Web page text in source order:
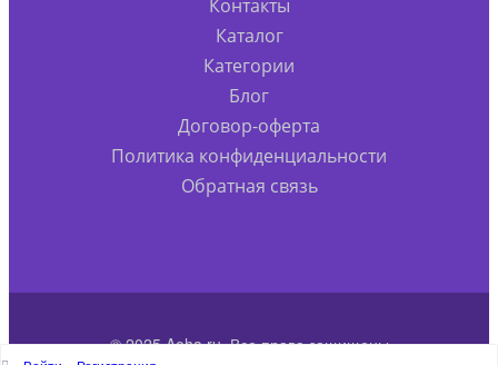
Контакты
Каталог
Категории
Блог
Договор-оферта
Политика конфиденциальности
Обратная связь
© 2025 Aoha.ru. Все права защищены